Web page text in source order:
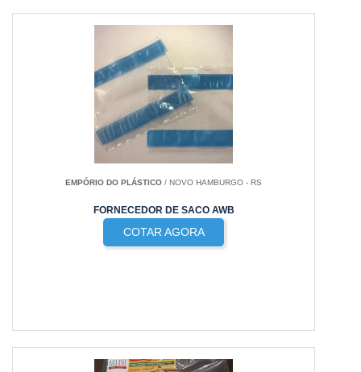
EMPÓRIO DO PLÁSTICO / NOVO HAMBURGO - RS
FORNECEDOR DE SACO AWB
COTAR AGORA